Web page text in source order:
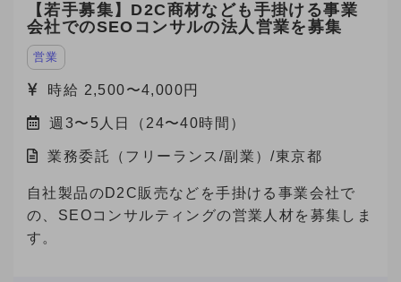
【若手募集】D2C商材なども手掛ける事業
会社でのSEOコンサルの法人営業を募集
営業
時給 2,500〜4,000円
週3〜5人日（24〜40時間）
業務委託（フリーランス/副業）/東京都
自社製品のD2C販売などを手掛ける事業会社で
の、SEOコンサルティングの営業人材を募集しま
す。